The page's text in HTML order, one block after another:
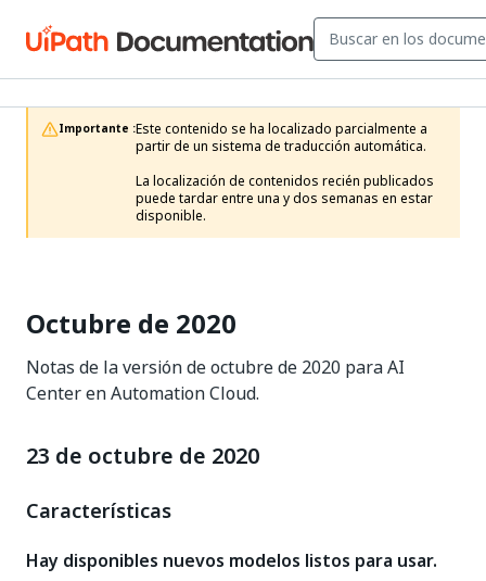
Importante :Este contenido se ha localizado parcialmente a
partir de un sistema de traducción automática.
La localización de contenidos recién publicados
puede tardar entre una y dos semanas en estar
disponible.
Octubre de 2020
Notas de la versión de octubre de 2020 para AI
Center en Automation Cloud.
23 de octubre de 2020
Características
Hay disponibles nuevos modelos listos para usar.